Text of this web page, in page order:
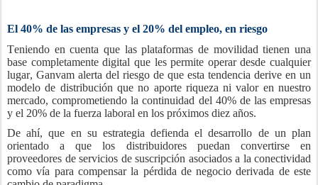
El 40% de las empresas y el 20% del empleo, en riesgo
Teniendo en cuenta que las plataformas de movilidad tienen una
base completamente digital que les permite operar desde cualquier
lugar, Ganvam alerta del riesgo de que esta tendencia derive en un
modelo de distribución que no aporte riqueza ni valor en nuestro
mercado, comprometiendo la continuidad del 40% de las empresas
y el 20% de la fuerza laboral en los próximos diez años.
De ahí, que en su estrategia defienda el desarrollo de un plan
orientado a que los distribuidores puedan convertirse en
proveedores de servicios de suscripción asociados a la conectividad
como vía para compensar la pérdida de negocio derivada de este